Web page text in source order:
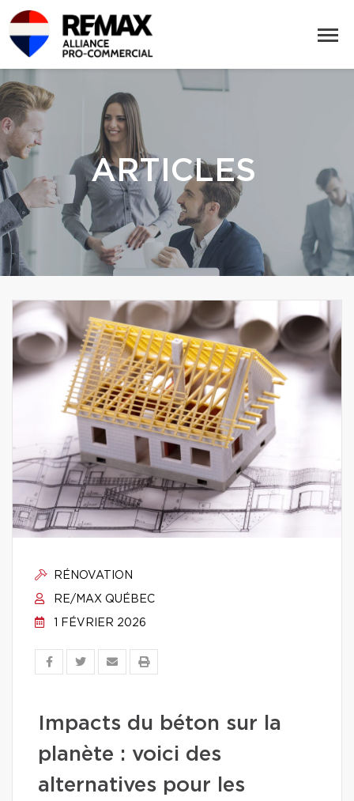
ARTICLES
RÉNOVATION
RE/MAX QUÉBEC
1 FÉVRIER 2026
Impacts du béton sur la
planète : voici des
alternatives pour les